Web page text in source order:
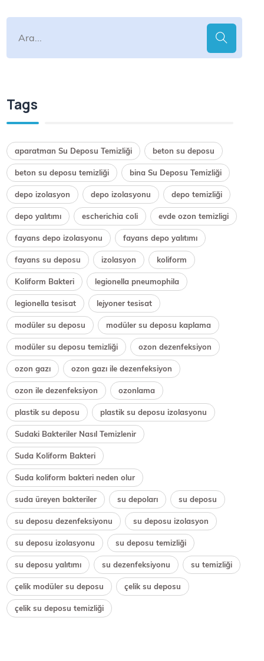
Tags
aparatman Su Deposu Temizliği beton su deposu
beton su deposu temizliği bina Su Deposu Temizliği
depo izolasyon depo izolasyonu depo temizliği
depo yalıtımı escherichia coli evde ozon temizligi
fayans depo izolasyonu fayans depo yalıtımı
fayans su deposu izolasyon koliform
Koliform Bakteri legionella pneumophila
legionella tesisat lejyoner tesisat
modüler su deposu modüler su deposu kaplama
modüler su deposu temizliği ozon dezenfeksiyon
ozon gazı ozon gazı ile dezenfeksiyon
ozon ile dezenfeksiyon ozonlama
plastik su deposu plastik su deposu izolasyonu
Sudaki Bakteriler Nasıl Temizlenir
Suda Koliform Bakteri
Suda koliform bakteri neden olur
suda üreyen bakteriler su depoları su deposu
su deposu dezenfeksiyonu su deposu izolasyon
su deposu izolasyonu su deposu temizliği
su deposu yalıtımı su dezenfeksiyonu su temizliği
çelik modüler su deposu çelik su deposu
çelik su deposu temizliği